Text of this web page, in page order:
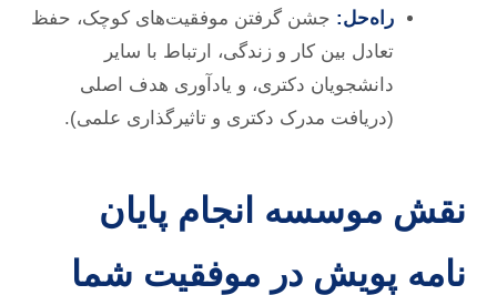
راه‌حل: جشن گرفتن موفقیت‌های کوچک، حفظ
تعادل بین کار و زندگی، ارتباط با سایر
دانشجویان دکتری، و یادآوری هدف اصلی
(دریافت مدرک دکتری و تاثیرگذاری علمی).
نقش موسسه انجام پایان
نامه پویش در موفقیت شما